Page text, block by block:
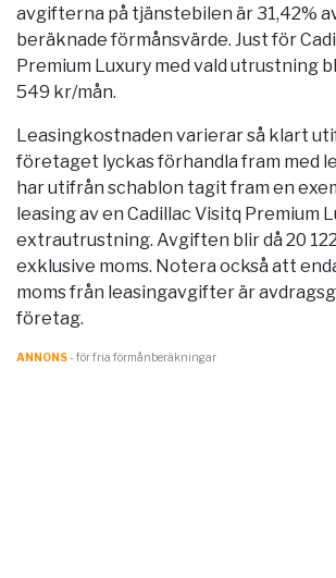
avgifterna på tjänstebilen är 31,42%
beräknade förmånsvärde. Just för
Premium Luxury med vald utrustning
549 kr/mån.
Leasingkostnaden varierar så klart
företaget lyckas förhandla fram med
har utifrån schablon tagit fram en
leasing av en Cadillac Visitq Premium
extrautrustning. Avgiften blir då 20
exklusive moms. Notera också att
moms från leasingavgifter är
företag.
ANNONS- för fria förmånberäkningar